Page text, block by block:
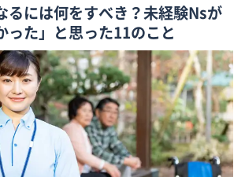
るには何をすべき？未経験Nsが
った」と思った11のこと